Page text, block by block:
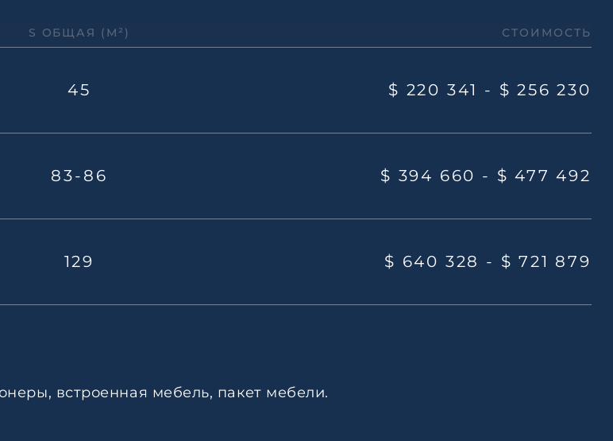
S ОБЩАЯ (М²) СТОИМОСТЬ
45 $ 220 341 - $ 256 230
83-86 $ 394 660 - $ 477 492
129 $ 640 328 - $ 721 879
встроенная мебель, пакет мебели.